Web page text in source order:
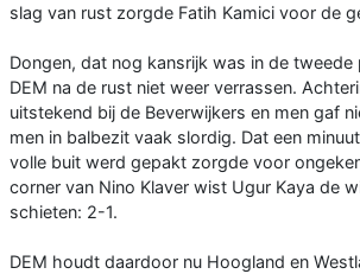
slag van rust zorgde Fatih Kamici voor de
Dongen, dat nog kansrijk was in de
DEM na de rust niet weer verrassen.
uitstekend bij de Beverwijkers en men gaf
men in balbezit vaak slordig. Dat een
volle buit werd gepakt zorgde voor
corner van Nino Klaver wist Ugur Kaya de
schieten: 2-1.
DEM houdt daardoor nu Hoogland en